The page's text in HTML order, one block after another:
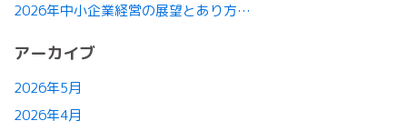
2026年中小企業経営の展望とあり方…
アーカイブ
2026年5月
2026年4月